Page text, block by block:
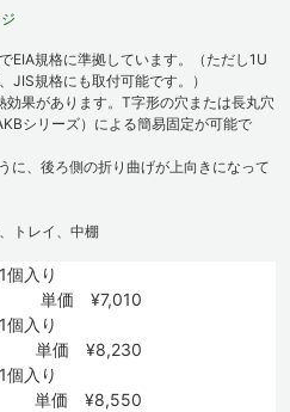
EIA規格に準拠しています。（ただし1U
JIS規格にも取付可能です。）
果があります。T字形の穴または長丸穴
シリーズ）による簡易固定が可能で
に、後ろ側の折り曲げが上向きになって
トレイ、中棚
1個入り
単価 ¥7,010
1個入り
単価 ¥8,230
1個入り
単価 ¥8,550